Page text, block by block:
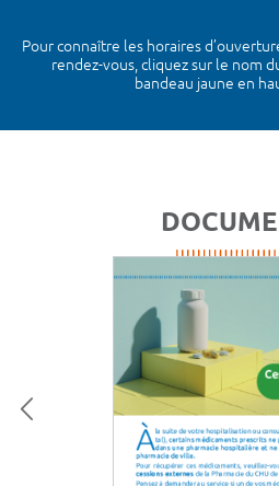
Pour connaître les horaires
rendez-vous, cliquez sur le nom
bandeau jaune en